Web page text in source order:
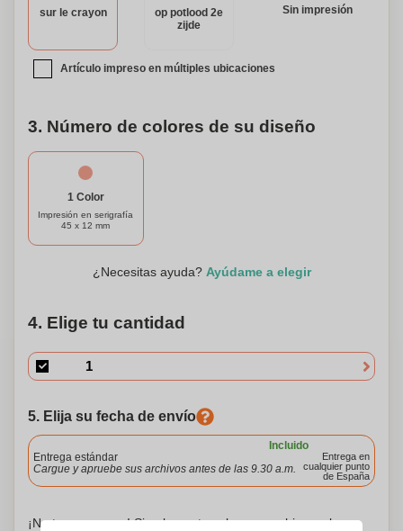
personalizado con goma de borrar.
sur le crayon
op potlood 2e
zijde
Sin impresión
Artículo impreso en múltiples ubicaciones
3. Número de colores de su diseño
1 Color
Impresión en serigrafía
45 x 12 mm
¿Necesitas ayuda? Ayúdame a elegir
4. Elige tu cantidad
5. Elija su fecha de envío
Incluido
Entrega estándar
Cargue y apruebe sus archivos antes de las 9.30 a.m.
Entrega en
cualquier punto
de España
¡No te preocupes! Simplemente suba sus archivos a la